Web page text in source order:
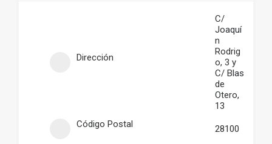
Dirección
C/
Joaquí
n
Rodrig
o, 3 y
C/ Blas
de
Otero,
13
Código Postal
28100